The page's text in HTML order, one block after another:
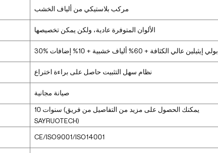
مركب بلاستيكي من ألياف الخشب
الألوان المتوفرة عادية، ولكن يمكن تخصيصها
30% بولي إيثيلين عالي الكثافة + 60% ألياف خشبية + 10% إضافات
نظام سهل التثبيت حاصل على براءة اختراع
صيانة مجانية
10 سنوات (يمكنك الحصول على مزيد من التفاصيل من فريق
SAYRUOTECH)
CE/ISO9001/ISO14001